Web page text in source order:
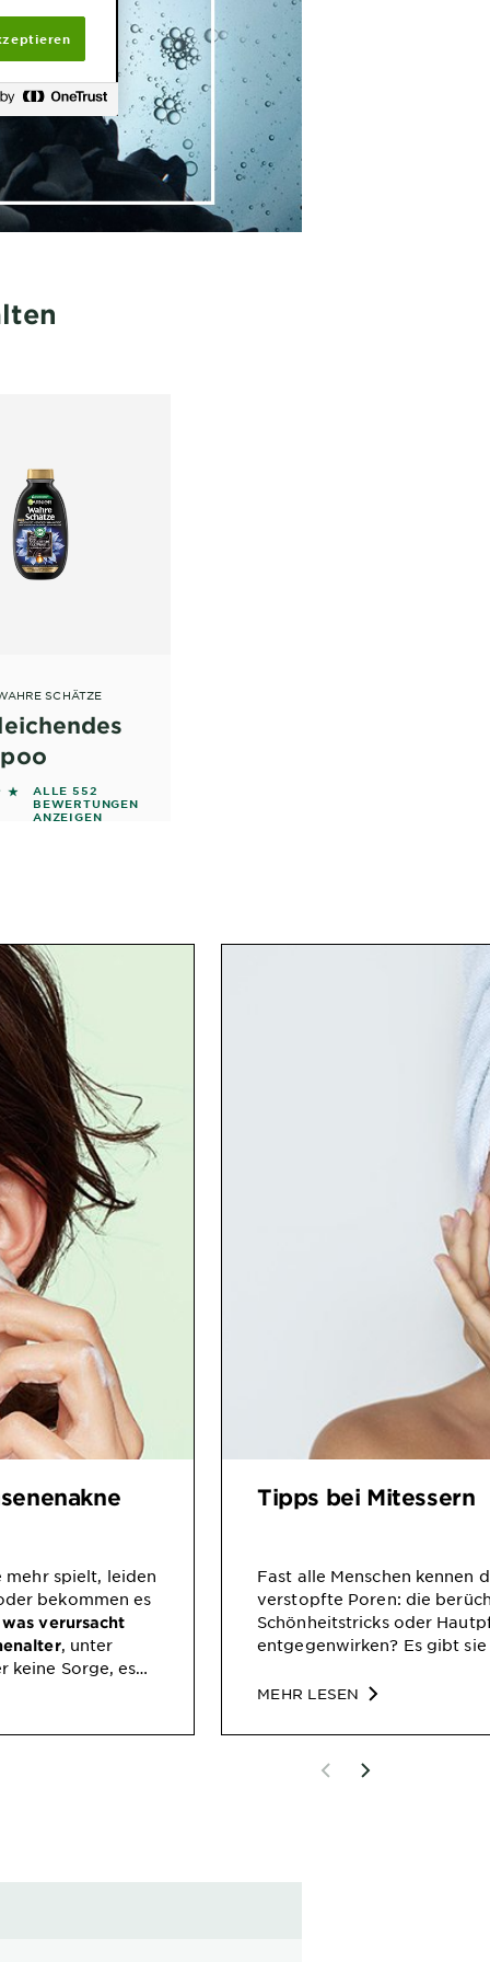
SCHÄTZE
of 5 stars based on reviews
ALLE 552
BEWERTUNGEN
ANZEIGEN
mehr spielt, leiden
bekommen es
was verursacht
, unter
keine Sorge, es
Tipps bei Mitessern
Fast alle Menschen kennen
verstopfte Poren: die
Schönheitstricks oder
entgegenwirken? Es gibt
MEHR LESEN